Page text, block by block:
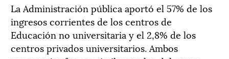
La Administración pública aportó el 57% de los
ingresos corrientes de los centros de
Educación no universitaria y el 2,8% de los
centros privados universitarios. Ambos